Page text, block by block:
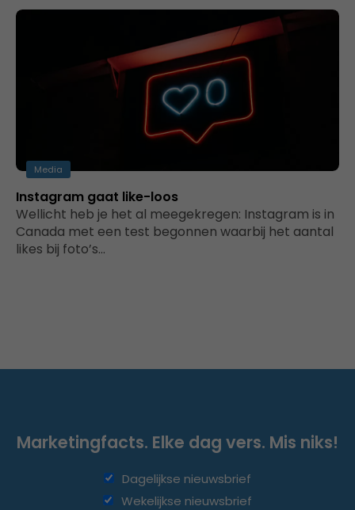
Media
Instagram gaat like-loos
Wellicht heb je het al meegekregen: Instagram is in
Canada met een test begonnen waarbij het aantal
likes bij foto’s…
Marketingfacts. Elke dag vers. Mis niks!
Dagelijkse nieuwsbrief
Wekelijkse nieuwsbrief